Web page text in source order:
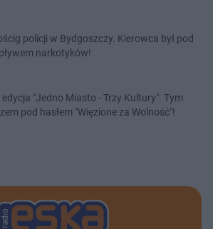
policji w Bydgoszczy. Kierowca był pod
narkotyków!
edycja "Jedno Miasto - Trzy Kultury". Tym
pod hasłem "Więzione za Wolność"!